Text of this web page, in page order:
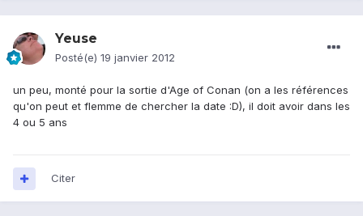
Yeuse
Posté(e) 19 janvier 2012
un peu, monté pour la sortie d'Age of Conan (on a les références
qu'on peut et flemme de chercher la date :D), il doit avoir dans les
4 ou 5 ans
Citer